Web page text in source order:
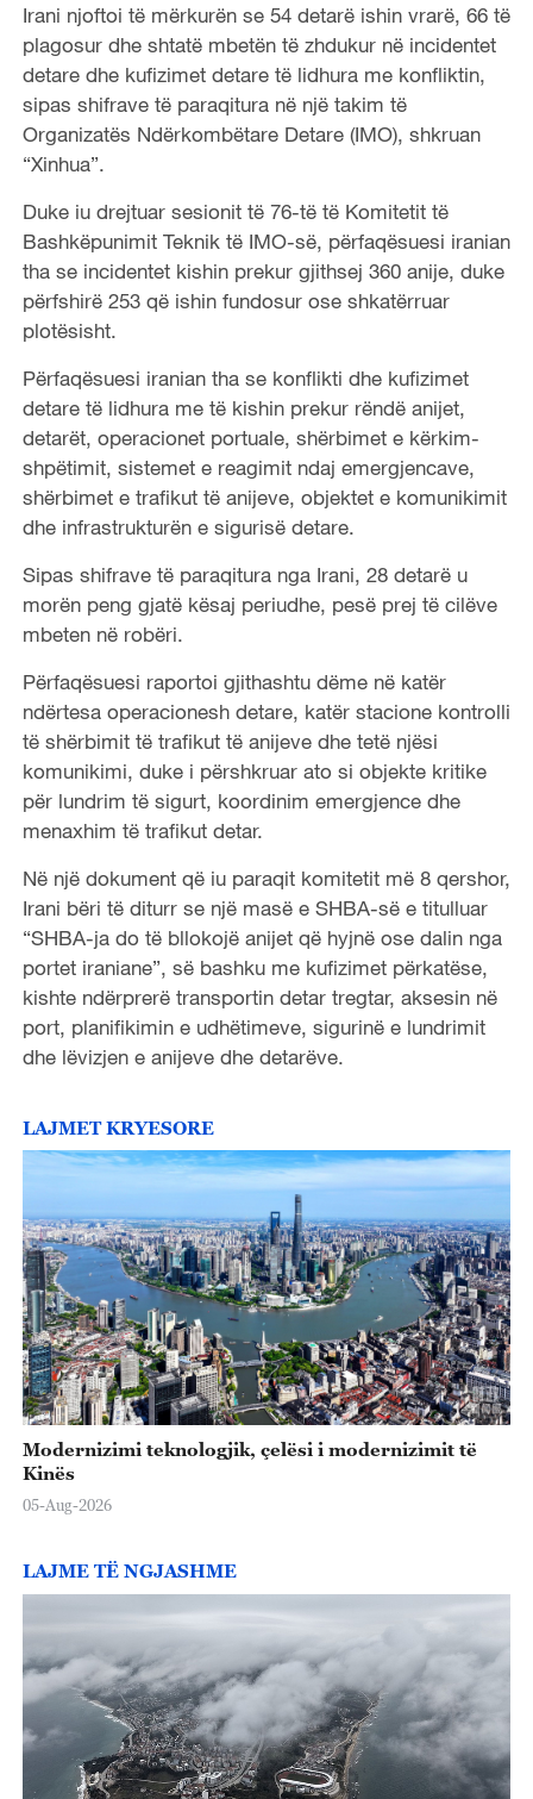
Irani njoftoi të mërkurën se 54 detarë ishin vrarë, 66 të
plagosur dhe shtatë mbetën të zhdukur në incidentet
detare dhe kufizimet detare të lidhura me konfliktin,
sipas shifrave të paraqitura në një takim të
Organizatës Ndërkombëtare Detare (IMO), shkruan
“Xinhua”.
Duke iu drejtuar sesionit të 76-të të Komitetit të
Bashkëpunimit Teknik të IMO-së, përfaqësuesi iranian
tha se incidentet kishin prekur gjithsej 360 anije, duke
përfshirë 253 që ishin fundosur ose shkatërruar
plotësisht.
Përfaqësuesi iranian tha se konflikti dhe kufizimet
detare të lidhura me të kishin prekur rëndë anijet,
detarët, operacionet portuale, shërbimet e kërkim-
shpëtimit, sistemet e reagimit ndaj emergjencave,
shërbimet e trafikut të anijeve, objektet e komunikimit
dhe infrastrukturën e sigurisë detare.
Sipas shifrave të paraqitura nga Irani, 28 detarë u
morën peng gjatë kësaj periudhe, pesë prej të cilëve
mbeten në robëri.
Përfaqësuesi raportoi gjithashtu dëme në katër
ndërtesa operacionesh detare, katër stacione kontrolli
të shërbimit të trafikut të anijeve dhe tetë njësi
komunikimi, duke i përshkruar ato si objekte kritike
për lundrim të sigurt, koordinim emergjence dhe
menaxhim të trafikut detar.
Në një dokument që iu paraqit komitetit më 8 qershor,
Irani bëri të diturr se një masë e SHBA-së e titulluar
“SHBA-ja do të bllokojë anijet që hyjnë ose dalin nga
portet iraniane”, së bashku me kufizimet përkatëse,
kishte ndërprerë transportin detar tregtar, aksesin në
port, planifikimin e udhëtimeve, sigurinë e lundrimit
dhe lëvizjen e anijeve dhe detarëve.
LAJMET KRYESORE
Modernizimi teknologjik, çelësi i modernizimit të
Kinës
05-Aug-2026
LAJME TË NGJASHME